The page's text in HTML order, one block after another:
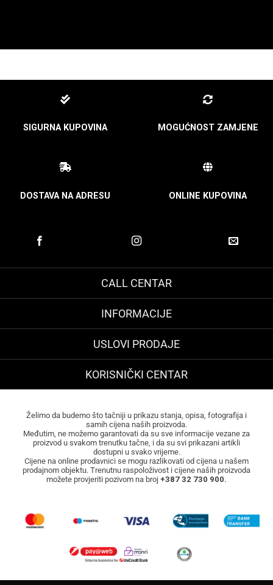
SIGURNA KUPOVINA MOGUĆNOST ZAMJENE
DOSTAVA NA ADRESU ONLINE KUPOVINA
CALL CENTAR
INFORMACIJE
USLOVI PRODAJE
KORISNIČKI CENTAR
Želimo da budemo što tačniji u prikazu stanja, opisa, fotografija i
samih cijena naših proizvoda.
Međutim, ne možemo garantovati da su sve informacije vezane za
proizvod u svakom trenutku tačne, i da su svi prikazani artikli
dostupni u svako vrijeme.
Cijene na online prodavnici se mogu razlikovati od cijena u našem
prodajnom objektu. Trenutnu raspoloživost i cijene naših proizvoda
možete provjeriti pozivom na broj +387 32 730 900.